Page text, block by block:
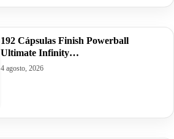
192 Cápsulas Finish Powerball
Ultimate Infinity…
4 agosto, 2026